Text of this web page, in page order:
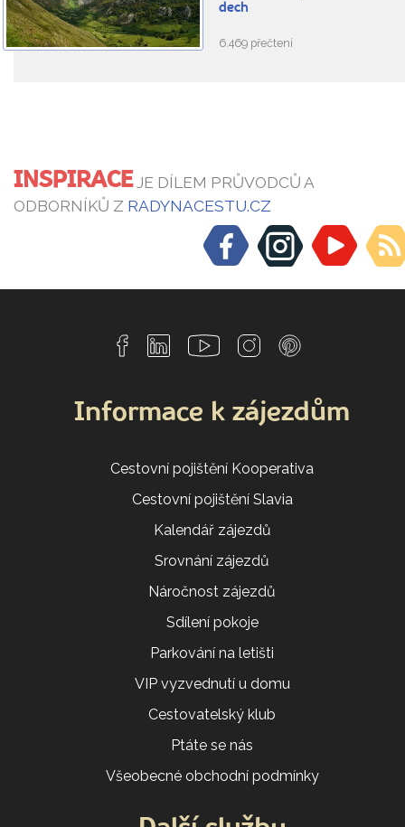
dech
6.469 přečtení
INSPIRACEJE DÍLEM PRŮVODCŮ A
ODBORNÍKŮ Z RADYNACESTU.CZ
Informace k zájezdům
Cestovní pojištění Kooperativa
Cestovní pojištění Slavia
Kalendář zájezdů
Srovnání zájezdů
Náročnost zájezdů
Sdílení pokoje
Parkování na letišti
VIP vyzvednutí u domu
Cestovatelský klub
Ptáte se nás
Všeobecné obchodní podmínky